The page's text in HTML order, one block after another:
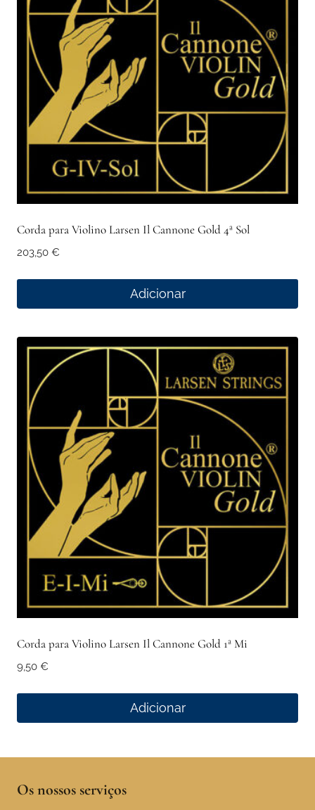
Corda para Violino Larsen Il Cannone Gold 4ª Sol
203,50 €
Adicionar
Corda para Violino Larsen Il Cannone Gold 1ª Mi
9,50 €
Adicionar
Os nossos serviços